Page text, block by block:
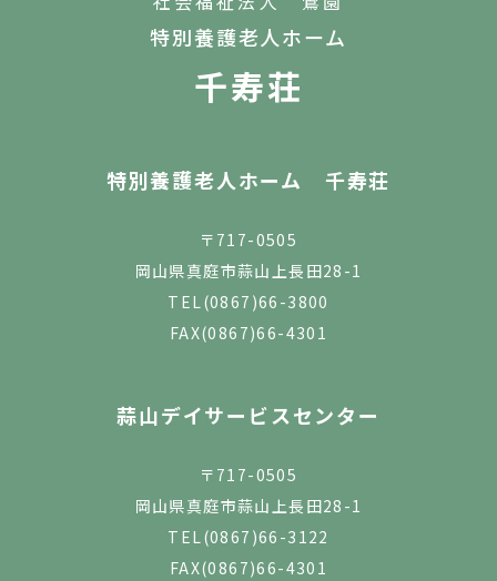
特別養護老人ホーム
千寿荘
特別養護老人ホーム 千寿荘
〒717-0505
岡山県真庭市蒜山上長田28-1
TEL(0867)66-3800
FAX(0867)66-4301
蒜山デイサービスセンター
〒717-0505
岡山県真庭市蒜山上長田28-1
TEL(0867)66-3122
FAX(0867)66-4301